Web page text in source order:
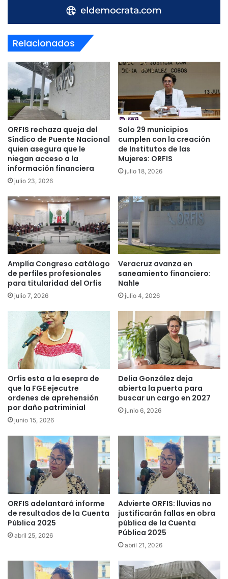
Relacionados
ORFIS rechaza queja del
Síndico de Puente Nacional
quien asegura que le
niegan acceso a la
información financiera
julio 23, 2026
Solo 29 municipios
cumplen con la creación
de Institutos de las
Mujeres: ORFIS
julio 18, 2026
Amplía Congreso catálogo
de perfiles profesionales
para titularidad del Orfis
julio 7, 2026
Veracruz avanza en
saneamiento financiero:
Nahle
julio 4, 2026
Orfis esta a la esepra de
que la FGE ejecutre
ordenes de aprehensión
por daño patriminial
junio 15, 2026
Delia González deja
abierta la puerta para
buscar un cargo en 2027
junio 6, 2026
ORFIS adelantará informe
de resultados de la Cuenta
Pública 2025
abril 25, 2026
Advierte ORFIS: lluvias no
justificarán fallas en obra
pública de la Cuenta
Pública 2025
abril 21, 2026